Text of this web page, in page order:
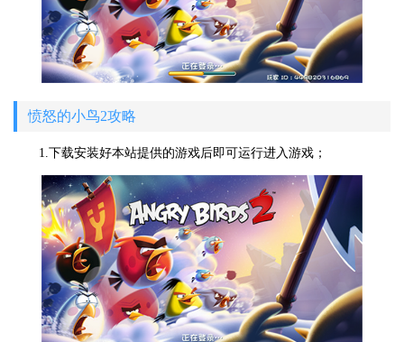
愤怒的小鸟2攻略
1.下载安装好本站提供的游戏后即可运行进入游戏；